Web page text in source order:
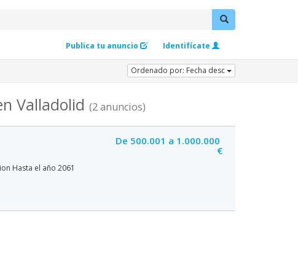
Publica tu anuncio Identifícate
Ordenado por: Fecha desc
Valladolid (2 anuncios)
Hasta el año 2061
De 500.001 a 1.000.000
€